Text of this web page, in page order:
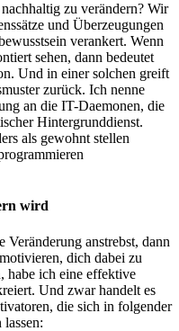
zu verändern? Wir
und Überzeugungen
verankert. Wenn
sehen, dann bedeutet
Und in einer solchen greift
zurück. Ich nenne
an die IT-Daemonen, die
Hintergrunddienst.
als gewohnt stellen
wird
anstrebst, dann
dich dabei zu
habe ich eine effektive
Und zwar handelt es
die sich in folgender